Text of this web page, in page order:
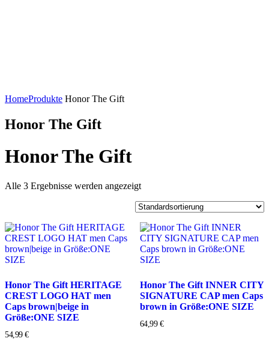
HomeProdukte Honor The Gift
Honor The Gift
Honor The Gift
Alle 3 Ergebnisse werden angezeigt
Honor The Gift HERITAGE
CREST LOGO HAT men
Caps brown|beige in
Größe:ONE SIZE
54,99€
Honor The Gift INNER CITY
SIGNATURE CAP men Caps
brown in Größe:ONE SIZE
64,99 €